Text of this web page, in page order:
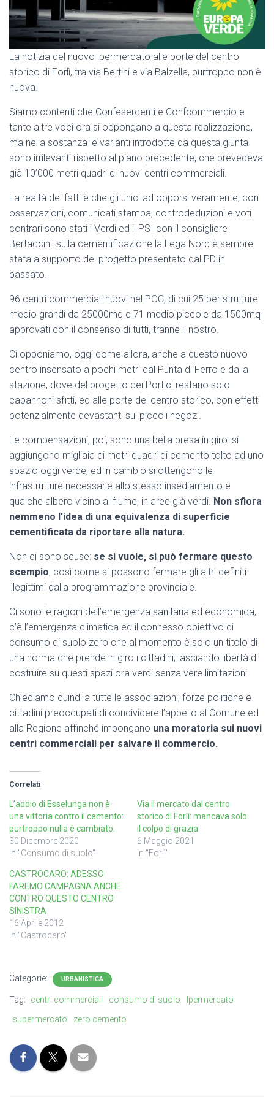
La notizia del nuovo ipermercato alle porte del centro
storico di Forlì, tra via Bertini e via Balzella, purtroppo non è
nuova.
Siamo contenti che Confesercenti e Confcommercio e
tante altre voci ora si oppongano a questa realizzazione,
ma nella sostanza le varianti introdotte da questa giunta
sono irrilevanti rispetto al piano precedente, che prevedeva
già 10’000 metri quadri di nuovi centri commerciali.
La realtà dei fatti è che gli unici ad opporsi veramente, con
osservazioni, comunicati stampa, controdeduzioni e voti
contrari sono stati i Verdi ed il PSI con il consigliere
Bertaccini: sulla cementificazione la Lega Nord è sempre
stata a supporto del progetto presentato dal PD in
passato.
96 centri commerciali nuovi nel POC, di cui 25 per strutture
medio grandi da 25000mq e 71 medio piccole da 1500mq
approvati con il consenso di tutti, tranne il nostro.
Ci opponiamo, oggi come allora, anche a questo nuovo
centro insensato a pochi metri dal Punta di Ferro e dalla
stazione, dove del progetto dei Portici restano solo
capannoni sfitti, ed alle porte del centro storico, con effetti
potenzialmente devastanti sui piccoli negozi.
Le compensazioni, poi, sono una bella presa in giro: si
aggiungono migliaia di metri quadri di cemento tolto ad uno
spazio oggi verde, ed in cambio si ottengono le
infrastrutture necessarie allo stesso insediamento e
qualche albero vicino al fiume, in aree già verdi. Non sfiora
nemmeno l’idea di una equivalenza di superficie
cementificata da riportare alla natura.
Non ci sono scuse: se si vuole, si può fermare questo
scempio, così come si possono fermare gli altri definiti
illegittimi dalla programmazione provinciale.
Ci sono le ragioni dell’emergenza sanitaria ed economica,
c’è l’emergenza climatica ed il connesso obiettivo di
consumo di suolo zero che al momento è solo un titolo di
una norma che prende in giro i cittadini, lasciando libertà di
costruire su questi spazi ora verdi senza vere limitazioni.
Chiediamo quindi a tutte le associazioni, forze politiche e
cittadini preoccupati di condividere l’appello al Comune ed
alla Regione affinché impongano una moratoria sui nuovi
centri commerciali per salvare il commercio.
Correlati
L’addio di Esselunga non è
una vittoria contro il cemento:
purtroppo nulla è cambiato.
30 Dicembre 2020
In "Consumo di suolo"
Via il mercato dal centro
storico di Forlì: mancava solo
il colpo di grazia
6 Maggio 2021
In "Forlì"
CASTROCARO: ADESSO
FAREMO CAMPAGNA ANCHE
CONTRO QUESTO CENTRO
SINISTRA
16 Aprile 2012
In "Castrocaro"
Categorie: URBANISTICA
Tag: centri commerciali consumo di suolo
Ipermercato
supermercato
zero cemento